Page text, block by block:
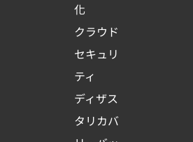
化
クラウド
セキュリ
ティ
ディザス
タリカバ